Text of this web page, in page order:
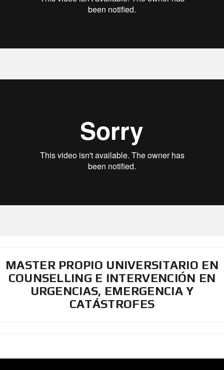
MASTER PROPIO UNIVERSITARIO EN
COUNSELLING E INTERVENCIÓN EN
URGENCIAS, EMERGENCIA Y
CATÁSTROFES